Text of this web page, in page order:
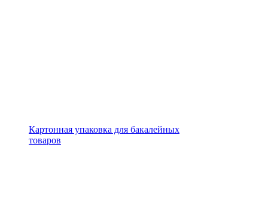
Картонная упаковка для бакалейных
товаров